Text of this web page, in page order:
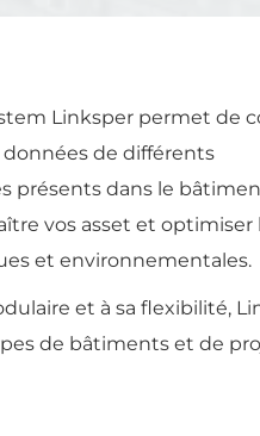
Linksper permet de
de différents
présents dans le
vos asset et optimiser
et environnementales.
et à sa flexibilité,
de bâtiments et de